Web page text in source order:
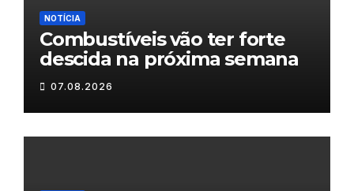
NOTÍCIA
Combustíveis vão ter forte
descida na próxima semana
07.08.2026